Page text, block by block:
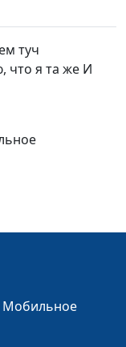
#74
туч
что я та же И
Мобильное